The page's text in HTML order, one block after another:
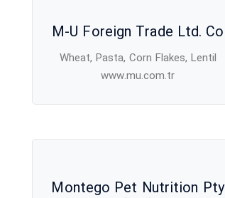
M-U Foreign Trade Ltd. Co
Wheat, Pasta, Corn Flakes, Lentil
www.mu.com.tr
Montego Pet Nutrition Pty